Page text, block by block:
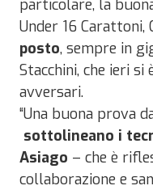
particolare, la
Under 16 Carattoni,
posto, sempre in
Stacchini, che ieri
avversari.
“Una buona prova
sottolineano i
Asiago – che è
collaborazione e